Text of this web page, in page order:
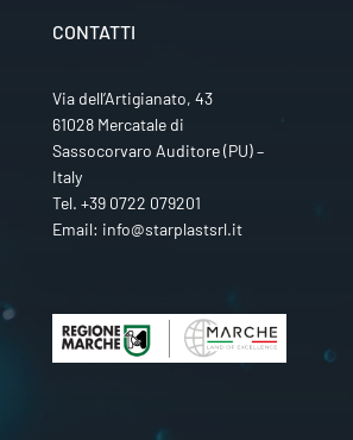
CONTATTI
Via dell’Artigianato, 43
61028 Mercatale di
Sassocorvaro Auditore (PU) –
Italy
Tel. +39 0722 079201
Email: info@starplastsrl.it